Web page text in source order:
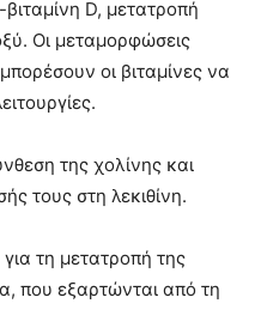
D, μετατροπή
Οι μεταμορφώσεις
οι βιταμίνες να
της χολίνης και
τους στη λεκιθίνη.
τη μετατροπή της
που εξαρτώνται από τη